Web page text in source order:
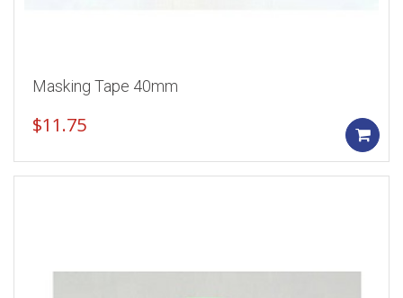
Masking Tape 40mm
$11.75